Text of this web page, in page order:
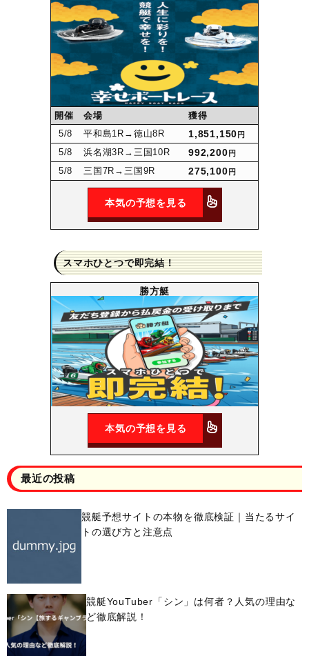
開催 会場
獲得
5/8 平和島1R →徳山8R 1,851,150 円
5/8 浜名湖3R →三国10R 992,200 円
5/8 三国7R →三国9R 275,100 円
本気の予想を見る
スマホひとつで即完結！
勝方艇
本気の予想を見る
最近の投稿
競艇予想サイトの本物を徹底検証｜当たるサイ
トの選び方と注意点
競艇YouTuber「シン」は何者？人気の理由な
ど徹底解説！